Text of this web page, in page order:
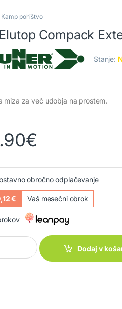
Kamp pohištvo
Compack
Stanje:
miza za več udobja na prostem.
€
obročno odplačevanje
€ Vaš mesečni obrok
Compack Extension quantity
Dodaj v